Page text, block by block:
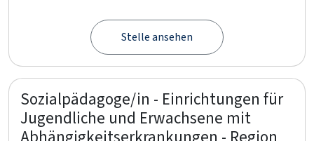
Stelle ansehen
Sozialpädagoge/in - Einrichtungen für
Jugendliche und Erwachsene mit